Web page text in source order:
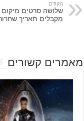
הקודם
שלושה סרטים
מקבלים תאריך שחרור ב-
מאמרים קשורים